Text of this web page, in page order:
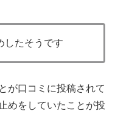
たそうです
が口コミに投稿されて
めをしていたことが投